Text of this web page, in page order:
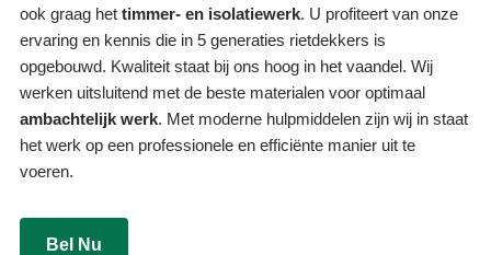
ook graag hettimmer- en isolatiewerk. U profiteert van onze
ervaring en kennis die in 5 generaties rietdekkers is
opgebouwd. Kwaliteit staat bij ons hoog in het vaandel. Wij
werken uitsluitend met de beste materialen voor optimaal
ambachtelijk werk. Met moderne hulpmiddelen zijn wij in staat
het werk op een professionele en efficiënte manier uit te
voeren.
Bel Nu